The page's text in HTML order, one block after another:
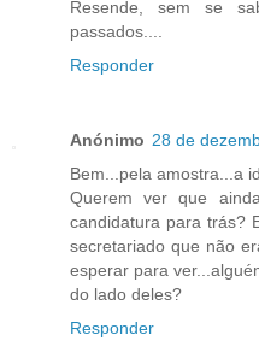
Resende, sem se
passados....
Responder
Anónimo 28 de
Bem...pela amostra...a
Querem ver que
candidatura para trás?
secretariado que não
esperar para
do lado deles?
Responder